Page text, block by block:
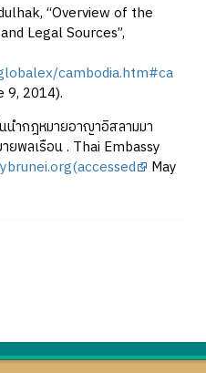
“Overview of the
Legal Sources”,
cambodia.htm#ca
9, 2014).
นำกฎหมายอาญาอิสลามมา
ยพลเรือน . Thai Embassy
May